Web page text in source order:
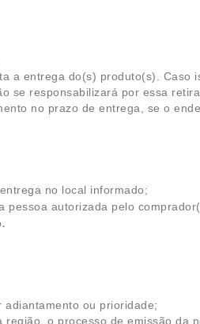
a entrega do(s) produto(s).
se responsabilizará por essa
no prazo de entrega, se o
no local informado;
autorizada pelo
.
ou prioridade;
o processo de emissão da